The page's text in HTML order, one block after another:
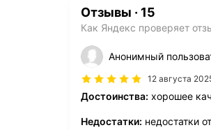
Отзывы · 15
Как Яндекс проверяет
Анонимный
12 августа
Достоинства: хорошее
Недостатки: недостатки